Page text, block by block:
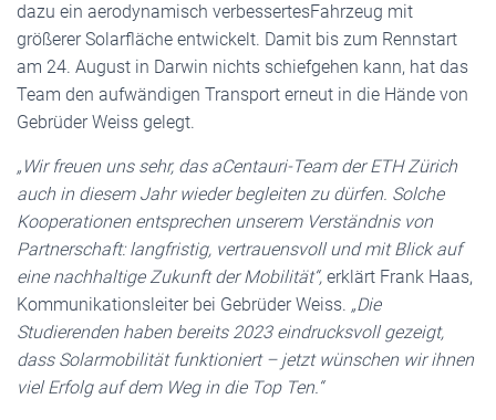
dazu ein aerodynamisch verbessertesFahrzeug mit
größerer Solarfläche entwickelt. Damit bis zum Rennstart
am 24. August in Darwin nichts schiefgehen kann, hat das
Team den aufwändigen Transport erneut in die Hände von
Gebrüder Weiss gelegt.
„Wir freuen uns sehr, das aCentauri-Team der ETH Zürich
auch in diesem Jahr wieder begleiten zu dürfen. Solche
Kooperationen entsprechen unserem Verständnis von
Partnerschaft: langfristig, vertrauensvoll und mit Blick auf
eine nachhaltige Zukunft der Mobilität“, erklärt Frank Haas,
Kommunikationsleiter bei Gebrüder Weiss. „Die
Studierenden haben bereits 2023 eindrucksvoll gezeigt,
dass Solarmobilität funktioniert – jetzt wünschen wir ihnen
viel Erfolg auf dem Weg in die Top Ten.“